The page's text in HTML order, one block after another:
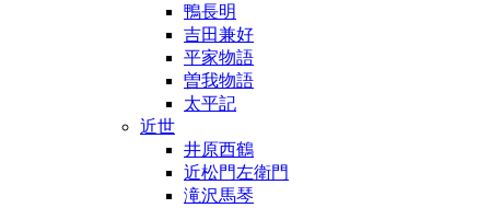
鴨長明
吉田兼好
平家物語
曽我物語
太平記
近世
井原西鶴
近松門左衛門
滝沢馬琴